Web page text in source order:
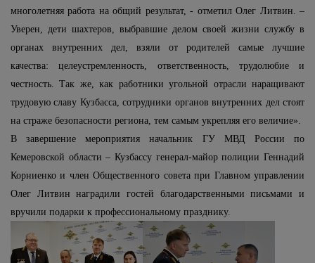
многолетняя работа на общий результат, - отметил Олег Литвин. –
Уверен, дети шахтеров, выбравшие делом своей жизни службу в
органах внутренних дел, взяли от родителей самые лучшие
качества: целеустремленность, ответственность, трудолюбие и
честность. Так же, как работники угольной отрасли наращивают
трудовую славу Кузбасса, сотрудники органов внутренних дел стоят
на страже безопасности региона, тем самым укрепляя его величие».
В завершение мероприятия начальник ГУ МВД России по
Кемеровской области – Кузбассу генерал-майор полиции Геннадий
Корниенко и член Общественного совета при Главном управлении
Олег Литвин наградили гостей благодарственными письмами и
вручили подарки к профессиональному празднику.